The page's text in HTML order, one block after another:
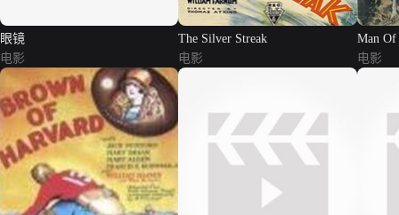
眼镜
电影
The Silver Streak
电影
Man Of
电影